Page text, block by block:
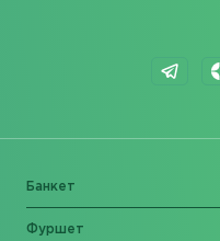
Банкет
Фуршет